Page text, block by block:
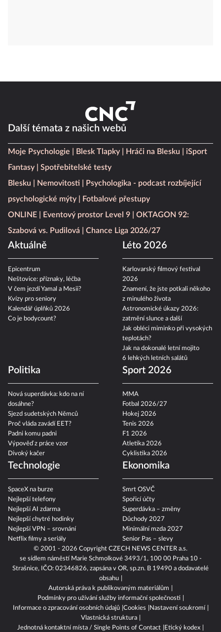
© 2001 - 2026 Copyright CZECH NEWS CENTER a.s.
se sídlem náměstí Marie Schmolkové 3493/1, 100 00 Praha 10 -
Strašnice, IČO: 02346826, zapsána v OR, sp.zn. B 19490 a dodavatelé
obsahu
Autorská práva k publikovaným materiálům
Podmínky pro užívání služby informační společnosti
Informace o zpracování osobních údajů Cookies
Nastavení soukromí
Vlastnická struktura
Jednotná kontaktní místa / Single Points of Contact
Etický kodex
Další témata z našich webů
Moje Psychologie Blesk Tlapky Hráči na Blesku
iSport
Fantasy
Spotřebitelské testy
Blesku
Nemovitosti
Psychologika - podcast rozbíjející
psychologické mýty
Fotbalové přestupy
ONLINE
Eventový prostor Level 9
OKTAGON 92:
Szabová vs. Pudilová
Chance Liga 2026/27
Aktuálně
Epicentrum
Neštovice: příznaky, léčba
V čem jezdí Yamal a Mesii?
Kvízy pro seniory
Kalendář úplňků 2026
Co je bodycount?
Léto 2026
Karlovarský filmový festival
2026
Znamení, že jste potkali někoho
z minulého života
Astronomické úkazy 2026:
zatmění slunce a další
Jak obléci miminko při vysokých
teplotách?
Jak na dokonalé letní mojito
6 lehkých letních salátů
Politika
Nová superdávka: kdo na ní
dosáhne?
Sjezd sudetských Němců
Proč vláda zavádí EET?
Padni komu padni
Výpověď z práce vzor
Divoký kačer
Sport 2026
MMA
Fotbal 2026/27
Hokej 2026
Tenis 2026
F1 2026
Atletika 2026
Cyklistika 2026
Technologie
SpaceX na burze
Nejlepší telefony
Nejlepší AI zdarma
Nejlepší chytré hodinky
Nejlepší VPN – srovnání
Netflix filmy a seriály
Ekonomika
Smrt OSVČ
Spořicí účty
Superdávka – změny
Důchody 2027
Minimální mzda 2027
Senior Pas – slevy